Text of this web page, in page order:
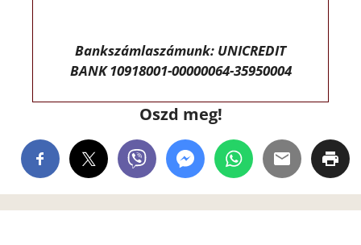
Bankszámlaszámunk: UNICREDIT
BANK 10918001-00000064-35950004
Oszd meg!